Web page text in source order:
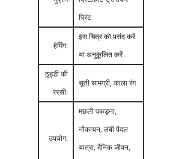
प्रिंट
हेमिंग:
इस चित्र को पसंद करें
या अनुकूलित करें
ठुड्डी की
रस्सी:
सूती सामग्री, काला रंग
उपयोग:
मछली पकड़ना,
नौकायन, लंबी पैदल
यात्रा, दैनिक जीवन,